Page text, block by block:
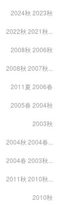
2024秋 2023秋
2022秋 2021秋...
2008秋 2006秋
2008秋 2007秋...
2011夏 2006春
2005春 2004秋
2003秋
2004秋 2004春...
2004春 2003秋...
2011秋 2010秋...
2010秋